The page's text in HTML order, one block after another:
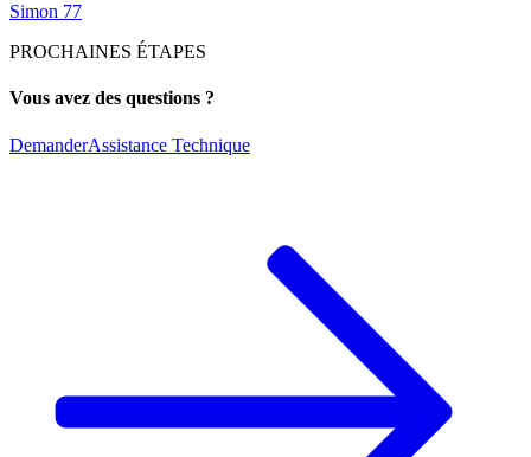
Simon 77
PROCHAINES ÉTAPES
Vous avez des questions ?
DemanderAssistance Technique